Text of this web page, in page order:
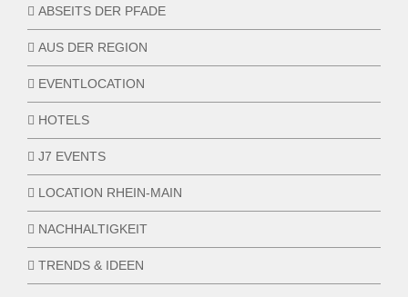
ABSEITS DER PFADE
AUS DER REGION
EVENTLOCATION
HOTELS
J7 EVENTS
LOCATION RHEIN-MAIN
NACHHALTIGKEIT
TRENDS & IDEEN